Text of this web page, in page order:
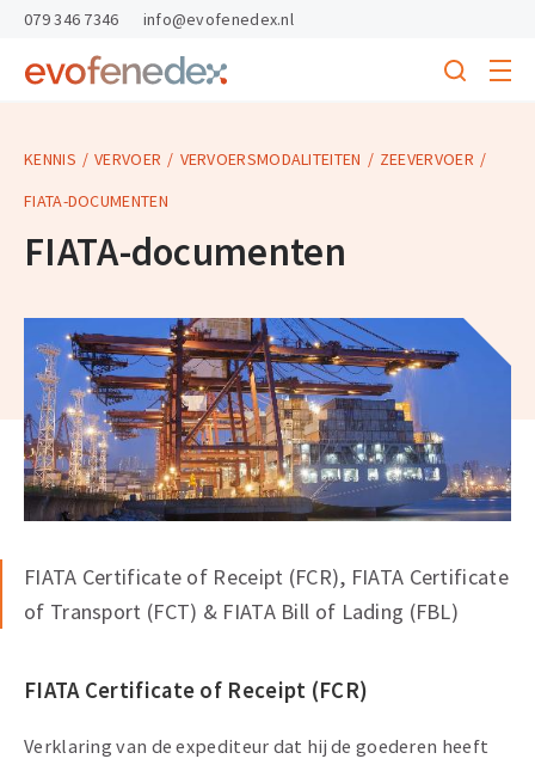
skipToContent
skipToFooter
Return
homepage
Search
menu
079 346 7346 info@evofenedex.nl
KENNIS VERVOER VERVOERSMODALITEITEN
ZEEVERVOER
FIATA-DOCUMENTEN
FIATA-documenten
FIATA Certificate of Receipt (FCR), FIATA Certificate
of Transport (FCT) & FIATA Bill of Lading (FBL)
FIATA Certificate of Receipt (FCR)
Verklaring van de expediteur dat hij de goederen heeft